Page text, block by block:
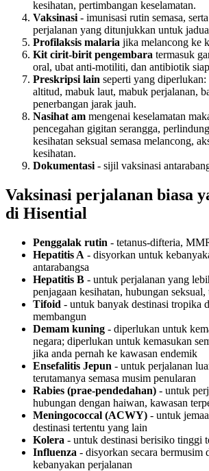
kesihatan, pertimbangan keselamatan.
Vaksinasi - imunisasi rutin semasa,
perjalanan yang ditunjukkan untuk
Profilaksis malaria jika melancong ke
Kit cirit-birit pengembara termasuk
oral, ubat anti-motiliti, dan antibiotik
Preskripsi lain seperti yang
altitud, mabuk laut, mabuk perjalanan,
penerbangan jarak jauh.
Nasihat am mengenai keselamatan
pencegahan gigitan serangga,
kesihatan seksual semasa melancong,
kesihatan.
Dokumentasi - sijil vaksinasi
Vaksinasi perjalanan biasa
di Hisential
Penggalak rutin - tetanus-difteria,
Hepatitis A - disyorkan untuk
antarabangsa
Hepatitis B - untuk perjalanan yang
penjagaan kesihatan, hubungan
Tifoid - untuk banyak destinasi tropika
membangun
Demam kuning - diperlukan untuk
negara; diperlukan untuk kemasukan
jika anda pernah ke kawasan endemik
Ensefalitis Jepun - untuk perjalanan
terutamanya semasa musim penularan
Rabies (prae-pendedahan) - untuk
hubungan dengan haiwan, kawasan
Meningococcal (ACWY) - untuk
destinasi tertentu yang lain
Kolera - untuk destinasi berisiko tinggi
Influenza - disyorkan secara bermusim
kebanyakan perjalanan